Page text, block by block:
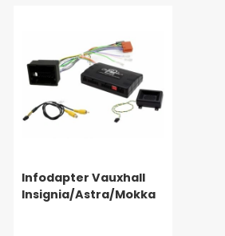
Infodapter Vauxhall
Insignia/Astra/Mokka